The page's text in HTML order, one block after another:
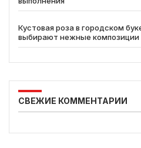
Кустовая роза в городском
выбирают нежные композиции
СВЕЖИЕ КОММЕНТАРИИ